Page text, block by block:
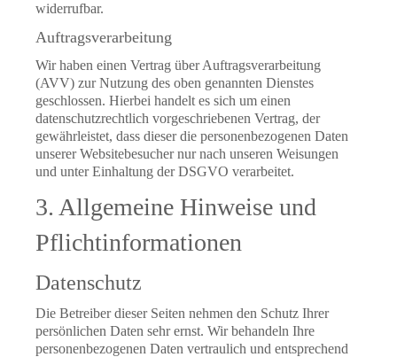
widerrufbar.
Auftragsverarbeitung
Wir haben einen Vertrag über Auftragsverarbeitung
(AVV) zur Nutzung des oben genannten Dienstes
geschlossen. Hierbei handelt es sich um einen
datenschutzrechtlich vorgeschriebenen Vertrag, der
gewährleistet, dass dieser die personenbezogenen Daten
unserer Websitebesucher nur nach unseren Weisungen
und unter Einhaltung der DSGVO verarbeitet.
3. Allgemeine Hinweise und
Pflicht­informationen
Datenschutz
Die Betreiber dieser Seiten nehmen den Schutz Ihrer
persönlichen Daten sehr ernst. Wir behandeln Ihre
personenbezogenen Daten vertraulich und entsprechend